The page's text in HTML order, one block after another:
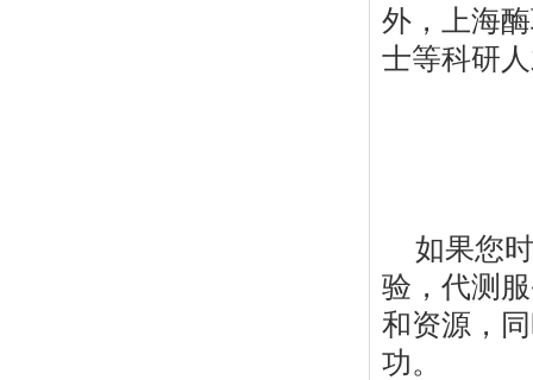
外，上海
士等科研
如果您
验，代测
和资源，
功。